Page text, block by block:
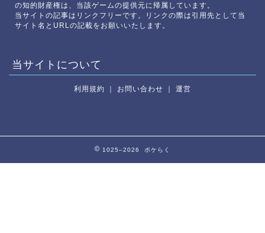
の知的財産権は、当該ゲームの提供元に帰属しています。
当サイトの記事はリンクフリーです。リンクの際は引用先として当
サイト名とURLの記載をお願いいたします。
当サイトについて
利用規約 ｜ お問い合わせ ｜ 運営
1025–2026 ポケらく